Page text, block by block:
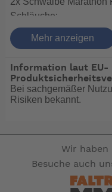
Schläuche:
DER LEICHTESTE
durch RaceGuard.
Fahreigenschaften. Mit
der Racer auf einem
Ein sportlicher
-- Auf Produktfotos
gehören nicht zum
Mehr anzeigen
Information laut EU-
Bei sachgemäßer
Risiken bekannt.
Wir
Besuche auch